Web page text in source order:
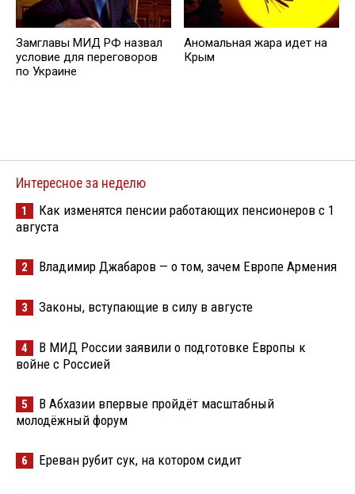
Замглавы МИД РФ назвал
условие для переговоров
по Украине
Аномальная жара идет на
Крым
Интересное за неделю
1
Как изменятся пенсии работающих пенсионеров с 1
августа
2 Владимир Джабаров — о том, зачем Европе Армения
3 Законы, вступающие в силу в августе
4
В МИД России заявили о подготовке Европы к
войне с Россией
5
В Абхазии впервые пройдёт масштабный
молодёжный форум
6 Ереван рубит сук, на котором сидит